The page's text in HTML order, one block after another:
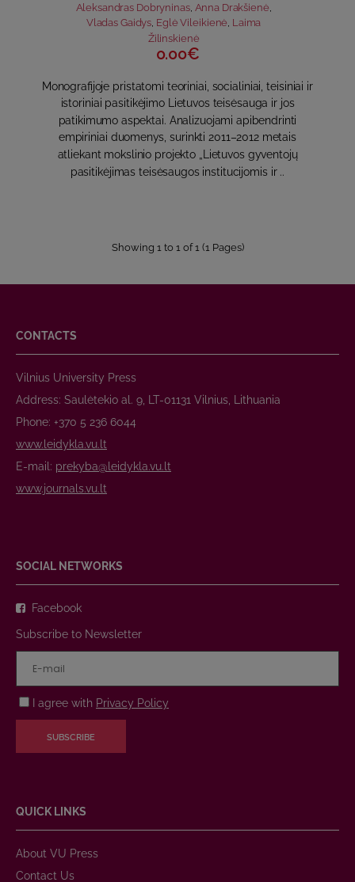
Aleksandras Dobryninas, Anna Drakšienė
Vladas Gaidys, Eglė Vileikienė, Laima
Žilinskienė
0.00€
Monografijoje pristatomi teoriniai, socialiniai, teisiniai ir
istoriniai pasitikėjimo Lietuvos teisėsauga ir jos
patikimumo aspektai. Analizuojami apibendrinti
empiriniai duomenys, surinkti 2011–2012 metais
atliekant mokslinio projekto „Lietuvos gyventojų
pasitikėjimas teisėsaugos institucijomis ir ..
Showing 1 to 1 of 1 (1 Pages)
CONTACTS
Vilnius University Press
Address: Saulėtekio al. 9, LT-01131 Vilnius, Lithuania
Phone: +370 5 236 6044
www.leidykla.vu.lt
E-mail: prekyba@leidykla.vu.lt
www.journals.vu.lt
SOCIAL NETWORKS
Facebook
Subscribe to Newsletter
I agree with Privacy Policy
SUBSCRIBE
QUICK LINKS
About VU Press
Contact Us